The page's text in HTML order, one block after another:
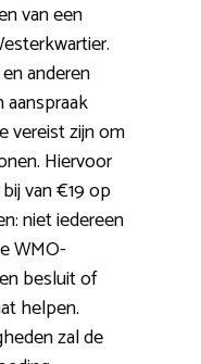
van een
anderen
vereist zijn om
Hiervoor
van €19 op
niet iedereen
WMO-
besluit of
helpen.
zal de